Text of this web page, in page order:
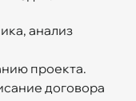
анализ
проекта.
договора